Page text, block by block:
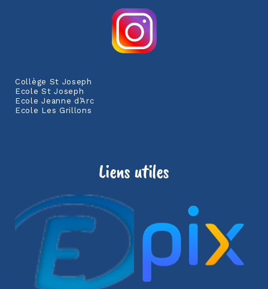
Collège St Joseph
Ecole St Joseph
Ecole Jeanne d’Arc
Ecole Les Grillons
Liens utiles